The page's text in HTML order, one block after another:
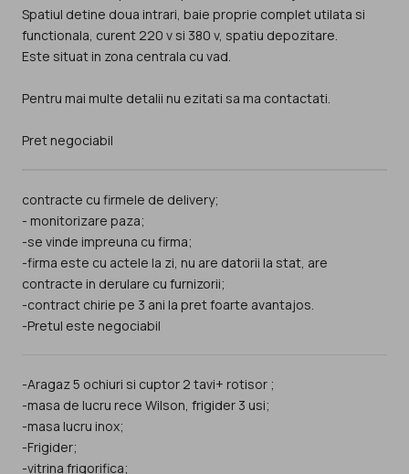
Spatiul detine doua intrari, baie proprie complet utilata si
functionala, curent 220 v si 380 v, spatiu depozitare.
Este situat in zona centrala cu vad.
Pentru mai multe detalii nu ezitati sa ma contactati.
Pret negociabil
contracte cu firmele de delivery;
- monitorizare paza;
-se vinde impreuna cu firma;
-firma este cu actele la zi, nu are datorii la stat, are
contracte in derulare cu furnizorii;
-contract chirie pe 3 ani la pret foarte avantajos.
-Pretul este negociabil
-Aragaz 5 ochiuri si cuptor 2 tavi+ rotisor ;
-masa de lucru rece Wilson, frigider 3 usi;
-masa lucru inox;
-Frigider;
-vitrina frigorifica;